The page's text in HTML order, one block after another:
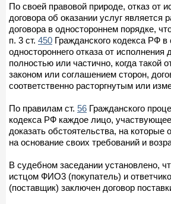
По своей правовой природе, отказ от
договора об оказании услуг является
договора в одностороннем порядке,
п. 3 ст. 450 Гражданского кодекса РФ в
одностороннего отказа от исполнения
полностью или частично, когда такой
законом или соглашением сторон,
соответственно расторгнутым или
По правилам ст. 56 Гражданского
кодекса РФ каждое лицо,
доказать обстоятельства, на которые
на основание своих требований и
В судебном заседании установлено,
истцом ФИО3 (покупатель) и
(поставщик) заключен договор